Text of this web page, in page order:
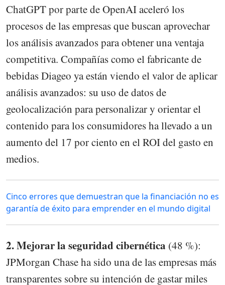
ChatGPT por parte de OpenAI aceleró los
procesos de las empresas que buscan aprovechar
los análisis avanzados para obtener una ventaja
competitiva. Compañías como el fabricante de
bebidas Diageo ya están viendo el valor de aplicar
análisis avanzados: su uso de datos de
geolocalización para personalizar y orientar el
contenido para los consumidores ha llevado a un
aumento del 17 por ciento en el ROI del gasto en
medios.
Cinco errores que demuestran que la financiación no es
garantía de éxito para emprender en el mundo digital
2. Mejorar la seguridad cibernética (48 %):
JPMorgan Chase ha sido una de las empresas más
transparentes sobre su intención de gastar miles